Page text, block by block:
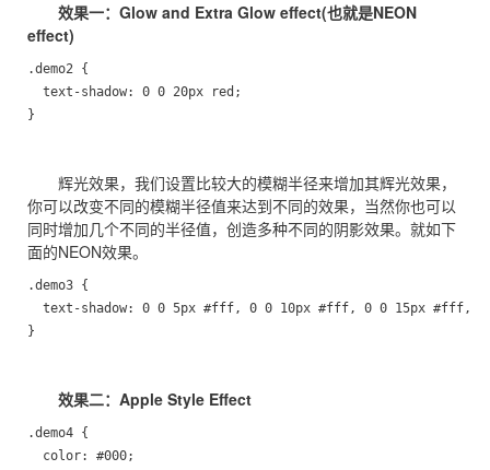
效果一：Glow and Extra Glow effect(也就是NEON
effect)
.demo2 {
  text-shadow: 0 0 20px red;
}
辉光效果，我们设置比较大的模糊半径来增加其辉光效果，
你可以改变不同的模糊半径值来达到不同的效果，当然你也可以
同时增加几个不同的半径值，创造多种不同的阴影效果。就如下
面的NEON效果。
.demo3 {
text-shadow: 0 0 5px #fff, 0 0 10px #fff, 0 0 15px #fff,
}
效果二：Apple Style Effect
.demo4 {
  color: #000;